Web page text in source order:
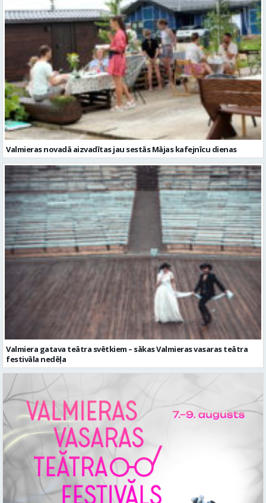
Valmieras novadā aizvadītas jau sestās Mājas kafejnīcu dienas
Valmiera gatava teātra svētkiem – sākas Valmieras vasaras teātra
festivāla nedēļa